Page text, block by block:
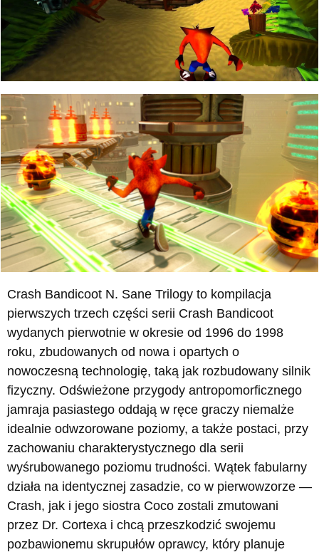
Crash Bandicoot N. Sane Trilogy to kompilacja
pierwszych trzech części serii Crash Bandicoot
wydanych pierwotnie w okresie od 1996 do 1998
roku, zbudowanych od nowa i opartych o
nowoczesną technologię, taką jak rozbudowany silnik
fizyczny. Odświeżone przygody antropomorficznego
jamraja pasiastego oddają w ręce graczy niemalże
idealnie odwzorowane poziomy, a także postaci, przy
zachowaniu charakterystycznego dla serii
wyśrubowanego poziomu trudności. Wątek fabularny
działa na identycznej zasadzie, co w pierwowzorze —
Crash, jak i jego siostra Coco zostali zmutowani
przez Dr. Cortexa i chcą przeszkodzić swojemu
pozbawionemu skrupułów oprawcy, który planuje